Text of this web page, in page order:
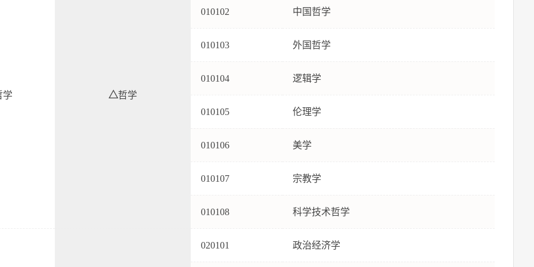
△哲学
010102 中国哲学
010103 外国哲学
010104 逻辑学
010105 伦理学
010106 美学
010107 宗教学
010108 科学技术哲学
020101 政治经济学